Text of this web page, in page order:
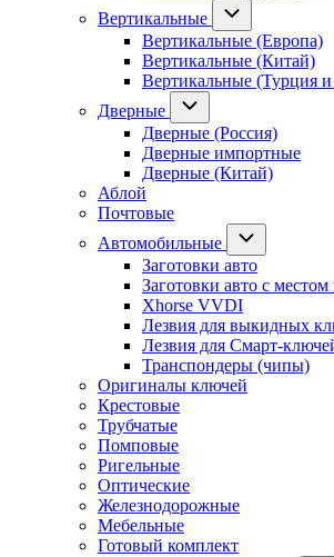
Вертикальные
Вертикальные (Европа)
Вертикальные (Китай)
Вертикальные (Турция
Дверные
Дверные (Россия)
Дверные импортные
Дверные (Китай)
Аблой
Почтовые
Автомобильные
Заготовки авто
Заготовки авто с
Xhorse VVDI
Лезвия для выкидных
Лезвия для Смарт-
Транспондеры (чипы)
Оригиналы ключей
Крестовые
Трубчатые
Помповые
Ригельные
Оптические
Железнодорожные
Мебельные
Готовый комплект